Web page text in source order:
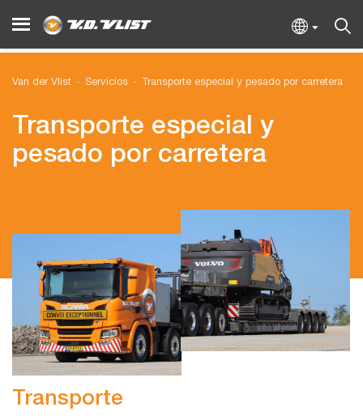
Van der Vlist Servicios Transporte especial y pesado por carretera
Transporte especial y
pesado por carretera
Transporte